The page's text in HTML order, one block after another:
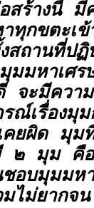
สร้างนี้ มี
ทุกขตะเ
สถานที่ป
มมหาเศ
จะมีความ
รณ์เรื่อง
คยผิด มุ
๒ มุม คือ
อบมุมมห
ไม่ยากจน